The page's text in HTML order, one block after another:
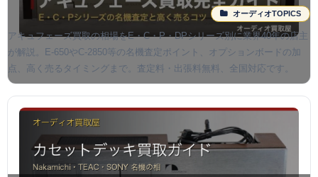
オーディオTOPICS
アキュフェーズ買取の相場をE・C・P・DPシリーズ別に業界40年の店主
が解説。E-650やC-2850等の名機査定ポイント、オプションボードの加
点、高く売るタイミングまで。査定料・出張料無料、全国対応です。